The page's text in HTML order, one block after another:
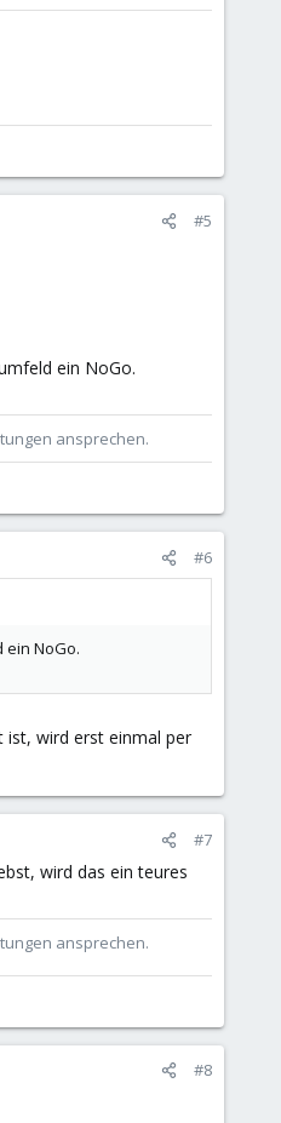
#5
ein NoGo.
ansprechen.
#6
ein NoGo.
ist, wird erst einmal per
#7
wird das ein teures
ansprechen.
#8